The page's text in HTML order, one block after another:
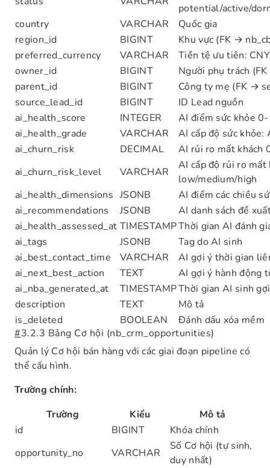
potential/active/
country
VARCHAR
Quốc gia
region_id
BIGINT
Khu vực (FK →
preferred_currency
VARCHAR
Tiền tệ ưu tiên:
owner_id
BIGINT
Người phụ trách
parent_id
BIGINT
Công ty mẹ (FK →
source_lead_id
BIGINT
ID Lead nguồn
ai_health_score
INTEGER
AI điểm sức khỏe
ai_health_grade
VARCHAR
AI cấp độ sức khỏe:
ai_churn_risk
DECIMAL
AI rủi ro mất khách
ai_churn_risk_level
VARCHAR
AI cấp độ rủi ro mất
low/medium/high
ai_health_dimensions JSONB
AI điểm các chiều
ai_recommendations
JSONB
AI danh sách đề
ai_health_assessed_at TIMESTAMPThời gian AI đánh
ai_tags
JSONB
Tag do AI sinh
ai_best_contact_time
VARCHAR
AI gợi ý thời gian
ai_next_best_action
TEXT
AI gợi ý hành động
ai_nba_generated_at
TIMESTAMPThời gian AI sinh
description
TEXT
Mô tả
is_deleted
BOOLEAN
Đánh dấu xóa mềm
#3.2.3 Bảng Cơ hội (nb_crm_opportunities)
Quản lý Cơ hội bán hàng với các giai đoạn pipeline có
thể cấu hình.
Trường chính:
Trường
Kiểu
Mô tả
id
BIGINT
Khóa chính
opportunity_no
VARCHAR
Số Cơ hội (tự sinh,
duy nhất)